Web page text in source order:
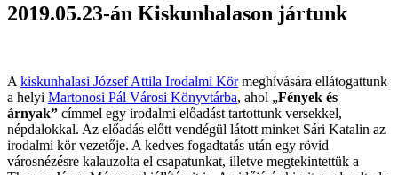
2019.05.23-án Kiskunhalason jártunk
A kiskunhalasi József Attila Irodalmi Körmeghívására ellátogattunk
a helyi Martonosi Pál Városi Könyvtárba, ahol „Fények és
árnyak” címmel egy irodalmi előadást tartottunk versekkel,
népdalokkal. Az előadás előtt vendégül látott minket Sári Katalin az
irodalmi kör vezetője. A kedves fogadtatás után egy rövid
városnézésre kalauzolta el csapatunkat, illetve megtekintettük a